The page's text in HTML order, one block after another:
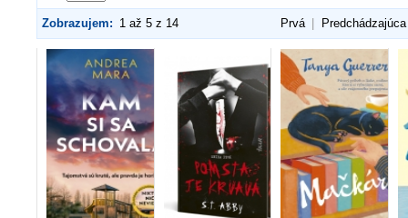
Zobrazujem: 1 až 5 z 14 Prvá | Predchádzajúca